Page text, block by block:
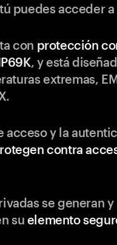
puedes acceder a
con protección
, y está
extremas,
acceso y la
contra
se generan y
su elemento